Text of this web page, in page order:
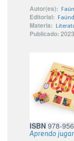
Autor(es):
Editorial:
Materia:
Publicado:
ISBN 978-
Aprendo